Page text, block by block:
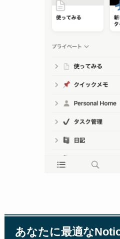
あなたに最適な